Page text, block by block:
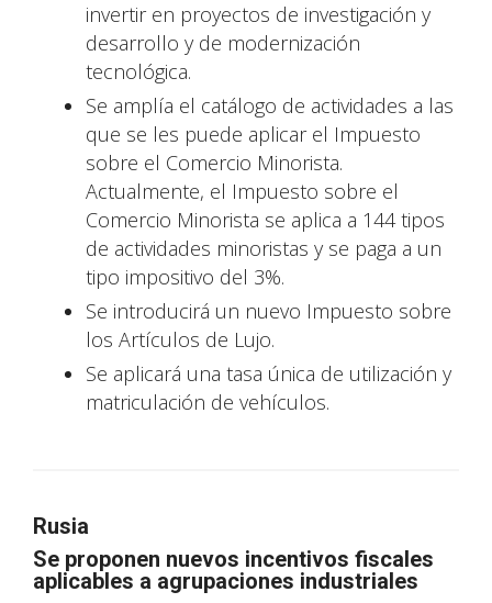
invertir en proyectos de investigación y
desarrollo y de modernización
tecnológica.
Se amplía el catálogo de actividades a las
que se les puede aplicar el Impuesto
sobre el Comercio Minorista.
Actualmente, el Impuesto sobre el
Comercio Minorista se aplica a 144 tipos
de actividades minoristas y se paga a un
tipo impositivo del 3%.
Se introducirá un nuevo Impuesto sobre
los Artículos de Lujo.
Se aplicará una tasa única de utilización y
matriculación de vehículos.
Rusia
Se proponen nuevos incentivos fiscales
aplicables a agrupaciones industriales